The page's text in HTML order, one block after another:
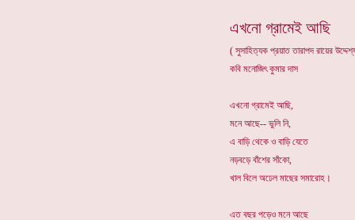
এখনো গ্রামেই আছি
( সুসাহিত্যক প্রয়াত তারাপদ রায়ের
কবি মনোজিৎ কুমার দাস
এখনো গ্রামেই আছি,
মনে আছে-- ভুলি নি,
এ বাড়ি থেকে ও বাড়ি যেতে
নড়বড়ে বাঁশের সাঁকো,
খাল বিলে অঢেল মাছের সমারোহ।
এত বছর পড়েও মনে আছে